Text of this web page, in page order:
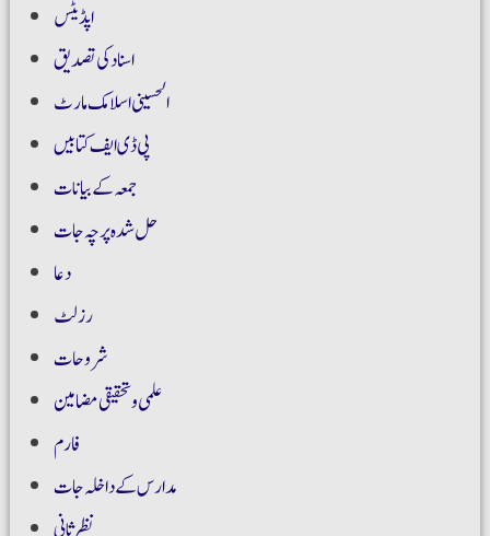
اپڈیٹس
اسناد کی تصدیق
الحسینی اسلامک مارٹ
پی ڈی ایف کتابیں
جمعہ کے بیانات
حل شدہ پرچہ جات
دعا
رزلٹ
شروحات
علمی و تحقیقی مضامین
فارم
مدارس کے داخلہ جات